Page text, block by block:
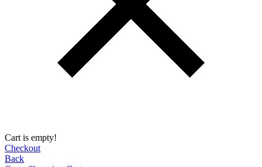
Cart is empty!
Checkout
Back